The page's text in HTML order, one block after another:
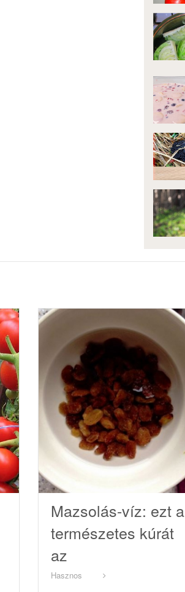
Mazsolás-víz: ezt a
természetes kúrát
az
egészségeseknek
Hasznos